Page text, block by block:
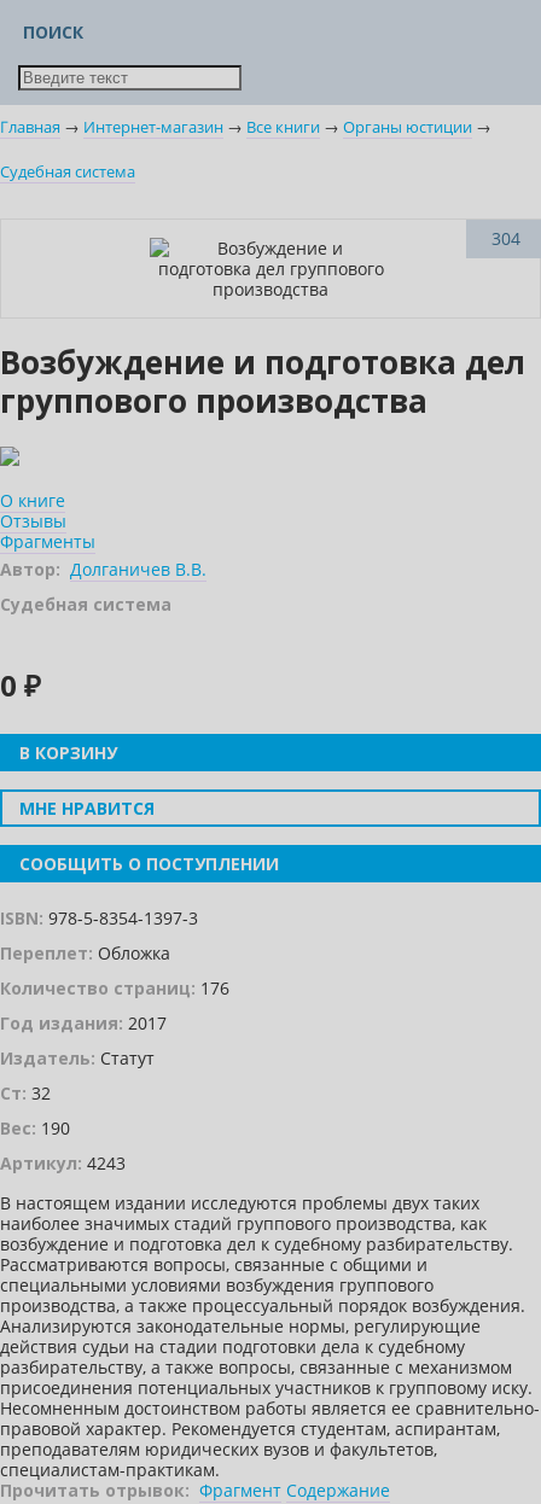
ПОИСК
Главная → Интернет-магазин → Все книги → Органы юстиции →
Судебная система
304
Возбуждение и подготовка дел
группового производства
О книге
Отзывы
Фрагменты
Автор: Долганичев В.В.
Судебная система
0 ₽
В КОРЗИНУ
МНЕ НРАВИТСЯ
СООБЩИТЬ О ПОСТУПЛЕНИИ
ISBN: 978-5-8354-1397-3
Переплет: Обложка
Количество страниц: 176
Год издания: 2017
Издатель: Статут
Ст: 32
Вес: 190
Артикул: 4243
В настоящем издании исследуются проблемы двух таких
наиболее значимых стадий группового производства, как
возбуждение и подготовка дел к судебному разбирательству.
Рассматриваются вопросы, связанные с общими и
специальными условиями возбуждения группового
производства, а также процессуальный порядок возбуждения.
Анализируются законодательные нормы, регулирующие
действия судьи на стадии подготовки дела к судебному
разбирательству, а также вопросы, связанные с механизмом
присоединения потенциальных участников к групповому иску.
Несомненным достоинством работы является ее сравнительно-
правовой характер. Рекомендуется студентам, аспирантам,
преподавателям юридических вузов и факультетов,
специалистам-практикам.
Прочитать отрывок: Фрагмент Содержание